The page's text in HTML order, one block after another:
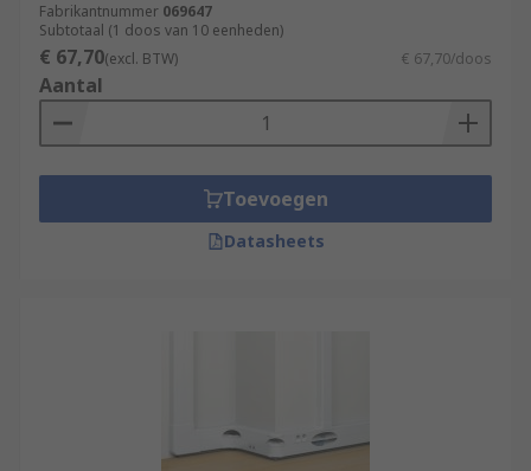
Fabrikantnummer 069647
Subtotaal (1 doos van 10 eenheden)
€ 67,70(excl. BTW) € 67,70/doos
Aantal
Toevoegen
Datasheets